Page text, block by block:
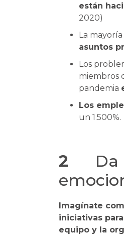
están
2020)
La
asuntos
Los
miembros
pandemia
Los
un 1.500%.
2 Da
Imagínate
iniciativas
equipo y la